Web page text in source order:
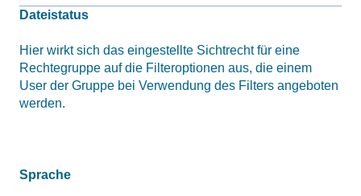
Dateistatus
Hier wirkt sich das eingestellte Sichtrecht für eine
Rechtegruppe auf die Filteroptionen aus, die einem
User der Gruppe bei Verwendung des Filters angeboten
werden.
Sprache